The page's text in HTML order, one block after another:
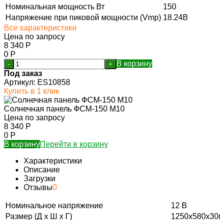
Номинальная мощность Вт
150
Напряжение при пиковой мощности (Vmp) 18.24В
Все характеристики
Цена по запросу
8 340 Р
0 Р
- +
В корзину
Под заказ
Артикул: ES10858
Купить в 1 клик
Солнечная панель ФСМ-150 M10
Цена по запросу
8 340 Р
0 Р
В корзинуПерейти в корзину
Характеристики
Описание
Загрузки
Отзывы0
Номинальное напряжение
12 В
Размер (Д х Ш х Г)